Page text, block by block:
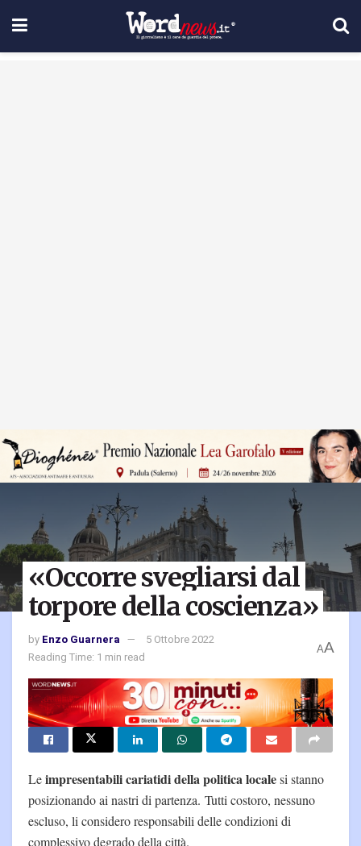
«Occorre svegliarsi dal
torpore della coscienza»
by Enzo Guarnera
5 Ottobre 2022
Reading Time: 1 min read
AA
Leimpresentabili cariatidi della politica localesi stanno
posizionando ai nastri di partenza. Tutti costoro, nessuno
escluso, li considero responsabili delle condizioni di
complessivo degrado della città.